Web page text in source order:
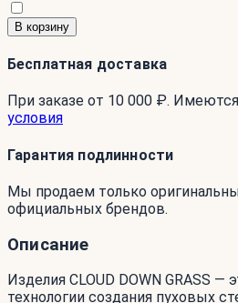
В корзину
Бесплатная доставка
При заказе от 10 000 ₽.
условия
Гарантия подлинности
Мы продаем только
официальных брендов.
Описание
Изделия CLOUD DOWN GRASS —
технологии создания пуховых